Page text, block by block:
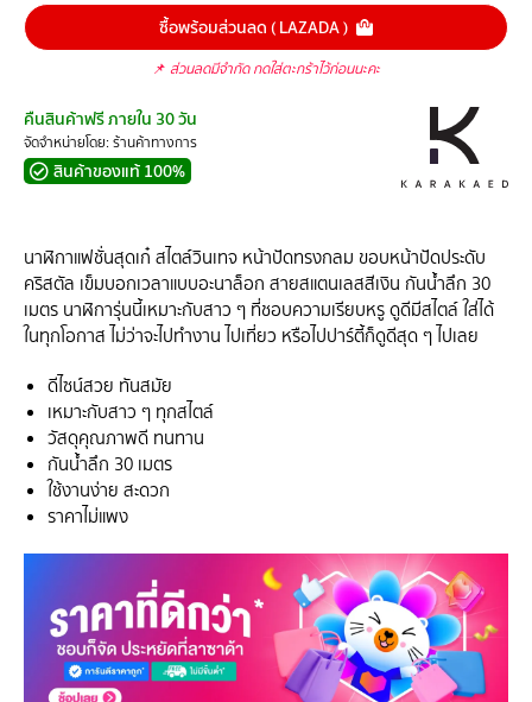
ซื้อพร้อมส่วนลด ( LAZADA )
📌 ส่วนลดมีจำกัด กดใส่ตะกร้าไว้ก่อนนะคะ
คืนสินค้าฟรี ภายใน 30 วัน
จัดจำหน่ายโดย: ร้านค้าทางการ
สินค้าของแท้ 100%
นาฬิกาแฟชั่นสุดเก๋ สไตล์วินเทจ หน้าปัดทรงกลม ขอบหน้าปัดประดับ
คริสตัล เข็มบอกเวลาแบบอะนาล็อก สายสแตนเลสสีเงิน กันน้ำลึก 30
เมตร นาฬิการุ่นนี้เหมาะกับสาว ๆ ที่ชอบความเรียบหรู ดูดีมีสไตล์ ใส่ได้
ในทุกโอกาส ไม่ว่าจะไปทำงาน ไปเที่ยว หรือไปปาร์ตี้ก็ดูดีสุด ๆ ไปเลย
ดีไซน์สวย ทันสมัย
เหมาะกับสาว ๆ ทุกสไตล์
วัสดุคุณภาพดี ทนทาน
กันน้ำลึก 30 เมตร
ใช้งานง่าย สะดวก
ราคาไม่แพง